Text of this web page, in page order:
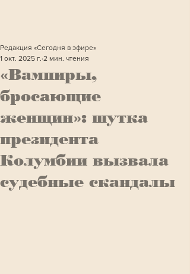
«Вампиры,
бросающие
женщин»: шутка
президента
Колумбии вызвала
судебные скандалы
Редакция «Сегодня в эфире»
1 окт. 2025 г. 2 мин. чтения